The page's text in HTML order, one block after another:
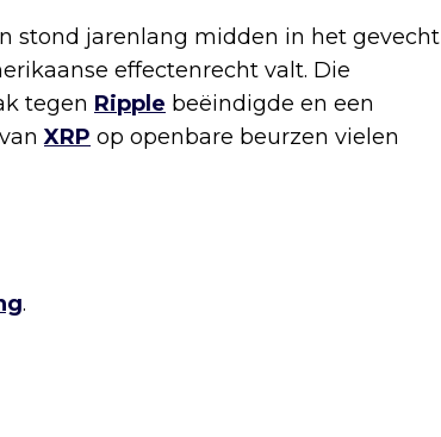
stond jarenlang midden in het gevecht
effectenrecht valt. Die
tegen Ripple beëindigde en een
XRP op openbare beurzen vielen
.